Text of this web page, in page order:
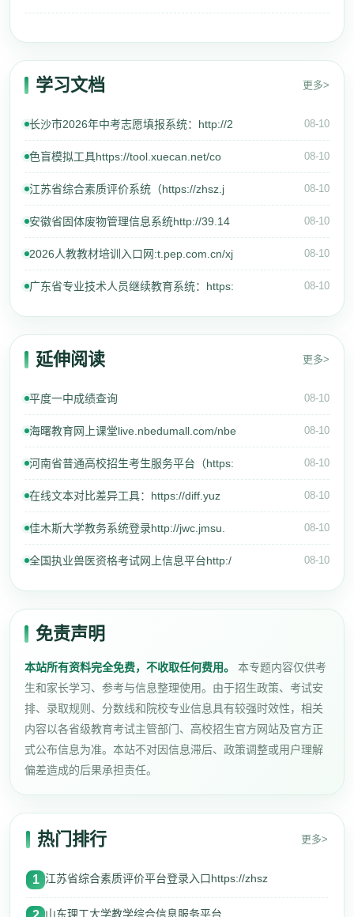
学习文档 更多>
长沙市2026年中考志愿填报系统：http://2 08-10
色盲模拟工具https://tool.xuecan.net/co 08-10
江苏省综合素质评价系统（https://zhsz.j 08-10
安徽省固体废物管理信息系统http://39.14 08-10
2026人教教材培训入口网:t.pep.com.cn/xj 08-10
广东省专业技术人员继续教育系统：https: 08-10
延伸阅读 更多>
平度一中成绩查询 08-10
海曙教育网上课堂live.nbedumall.com/nbe 08-10
河南省普通高校招生考生服务平台（https: 08-10
在线文本对比差异工具：https://diff.yuz 08-10
佳木斯大学教务系统登录http://jwc.jmsu. 08-10
全国执业兽医资格考试网上信息平台http:/ 08-10
免责声明
本站所有资料完全免费，不收取任何费用。
本专题内容仅供考
生和家长学习、参考与信息整理使用。由于招生政策、考试安
排、录取规则、分数线和院校专业信息具有较强时效性，相关
内容以各省级教育考试主管部门、高校招生官方网站及官方正
式公布信息为准。本站不对因信息滞后、政策调整或用户理解
偏差造成的后果承担责任。
热门排行 更多>
1 江苏省综合素质评价平台登录入口https://zhsz
山东理工大学教学综合信息服务平台